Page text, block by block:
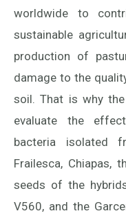
worldwide to
sustainable
production of
damage to the
soil. That is why
evaluate the
bacteria isolated
Frailesca, Chiapas,
seeds of the
V560, and the